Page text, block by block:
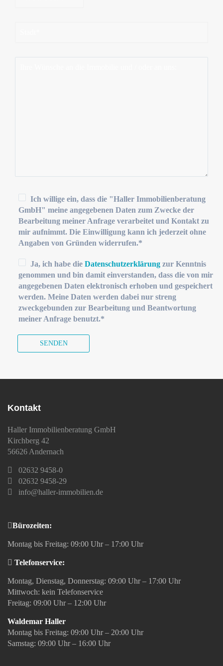
Bitte lasse dieses Feld leer.
Ich willige ein, dass die "Haller Immobilienberatung
GmbH" meine angegebenen Daten zum Zwecke der
Bearbeitung meiner Anfrage verarbeitet und Kontakt zu
mir aufnimmt. Die Einwilligung kann ich jederzeit ohne
Angaben von Gründen widerrufen.*
Ja, ich habe dieDatenschutzerklärung zur Kenntnis
genommen und bin damit einverstanden, dass die von mir
angegebenen Daten elektronisch erhoben und gespeichert
werden. Meine Daten werden dabei nur streng
zweckgebunden zur Bearbeitung und Beantwortung
meiner Anfrage benutzt.*
Kontakt
Haller Immobilienberatung GmbH
Kirchberg 42
56626 Andernach
02632 9458-0
02632 9458-29
info@haller-immobilien.de
Bürozeiten:
Montag bis Freitag: 09:00 Uhr – 17:00 Uhr
Telefonservice:
Montag, Dienstag, Donnerstag: 09:00 Uhr – 17:00 Uhr
Mittwoch: kein Telefonservice
Freitag: 09:00 Uhr – 12:00 Uhr
Waldemar Haller
Montag bis Freitag: 09:00 Uhr – 20:00 Uhr
Samstag: 09:00 Uhr – 16:00 Uhr